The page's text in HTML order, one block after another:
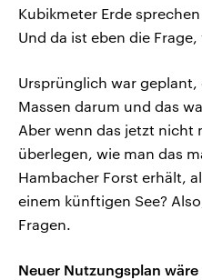
Kubikmeter Erde
Und da ist eben die
Ursprünglich war
Massen darum und das
Aber wenn das jetzt nicht
überlegen, wie man das
Hambacher Forst erhält,
einem künftigen See?
Fragen.
Neuer Nutzungsplan